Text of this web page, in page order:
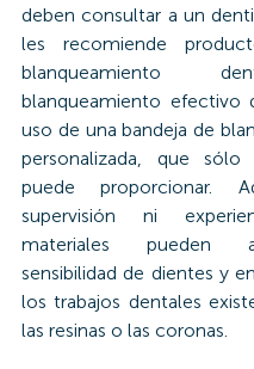
deben consultar a un
les recomiende
blanqueamiento
blanqueamiento efectivo
uso de una bandeja de
personalizada, que
puede proporcionar.
supervisión ni
materiales pueden
sensibilidad de dientes y
los trabajos dentales
las resinas o las coronas.